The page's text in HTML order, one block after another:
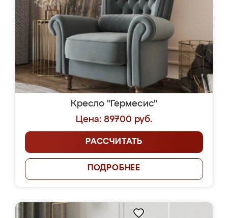
Кресло "Гермесис"
Цена: 89700 руб.
РАССЧИТАТЬ
ПОДРОБНЕЕ